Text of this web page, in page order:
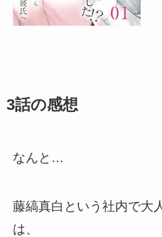
3話の感想
なんと…
藤縞真白という社内で大
は、